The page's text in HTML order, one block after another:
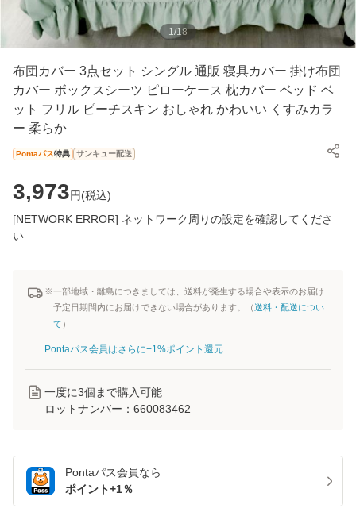
1/18
布団カバー 3点セット シングル 通販 寝具カバー 掛け布団
カバー ボックスシーツ ピローケース 枕カバー ベッド ベ
ット フリル ピーチスキン おしゃれ かわいい くすみカラ
ー 柔らか
Pontaパス特典 サンキュー配送
3,973円(税込)
[NETWORK ERROR] ネットワーク周りの設定を確認してくださ
い
※一部地域・離島につきましては、送料が発生する場合や表示のお届け
予定日期間内にお届けできない場合があります。（送料・配送につい
て ）
Pontaパス会員はさらに+1%ポイント還元
一度に3個まで購入可能
ロットナンバー： 660083462
Pontaパス会員なら
ポイント+1％